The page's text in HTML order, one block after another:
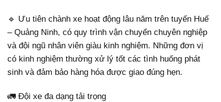
🔹 Ưu tiên chành xe hoạt động lâu năm trên tuyến Huế
– Quảng Ninh, có quy trình vận chuyển chuyên nghiệp
và đội ngũ nhân viên giàu kinh nghiệm. Những đơn vị
có kinh nghiệm thường xử lý tốt các tình huống phát
sinh và đảm bảo hàng hóa được giao đúng hẹn.
🚛 Đội xe đa dạng tải trọng